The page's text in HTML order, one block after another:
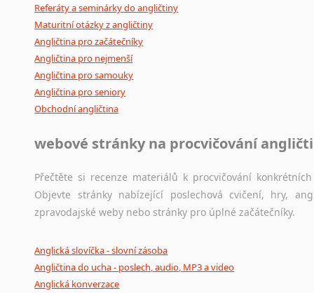
Referáty a seminárky do angličtiny
Maturitní otázky z angličtiny
Angličtina pro začátečníky
Angličtina pro nejmenší
Angličtina pro samouky
Angličtina pro seniory
Obchodní angličtina
webové stránky na procvičování
Přečtěte si recenze materiálů k procvičování
Objevte stránky nabízející poslechová cvičení, hry,
zpravodajské weby nebo stránky pro úplné začátečníky.
Anglická slovíčka - slovní zásoba
Angličtina do ucha - poslech, audio, MP3 a video
Anglická konverzace